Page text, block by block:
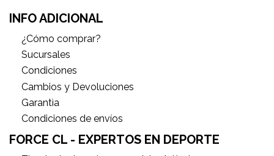
INFO ADICIONAL
¿Cómo comprar?
Sucursales
Condiciones
Cambios y Devoluciones
Garantìa
Condiciones de envíos
FORCE CL - EXPERTOS EN DEPORTE